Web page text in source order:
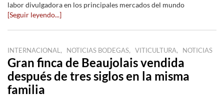
labor divulgadora en los principales mercados del mundo
[Seguir leyendo...]
INTERNACIONAL, NOTICIAS BODEGAS, VITICULTURA, NOTICIAS
Gran finca de Beaujolais vendida
después de tres siglos en la misma
familia